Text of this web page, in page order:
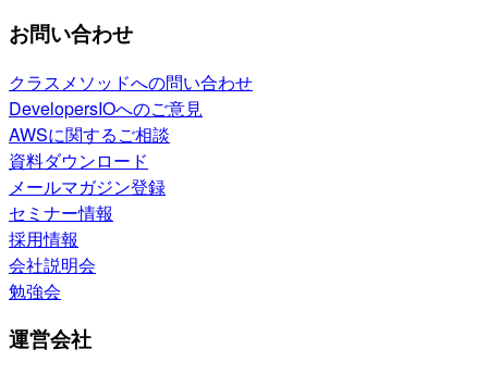
お問い合わせ
クラスメソッドへの問い合わせ
DevelopersIOへのご意見
AWSに関するご相談
資料ダウンロード
メールマガジン登録
セミナー情報
採用情報
会社説明会
勉強会
運営会社